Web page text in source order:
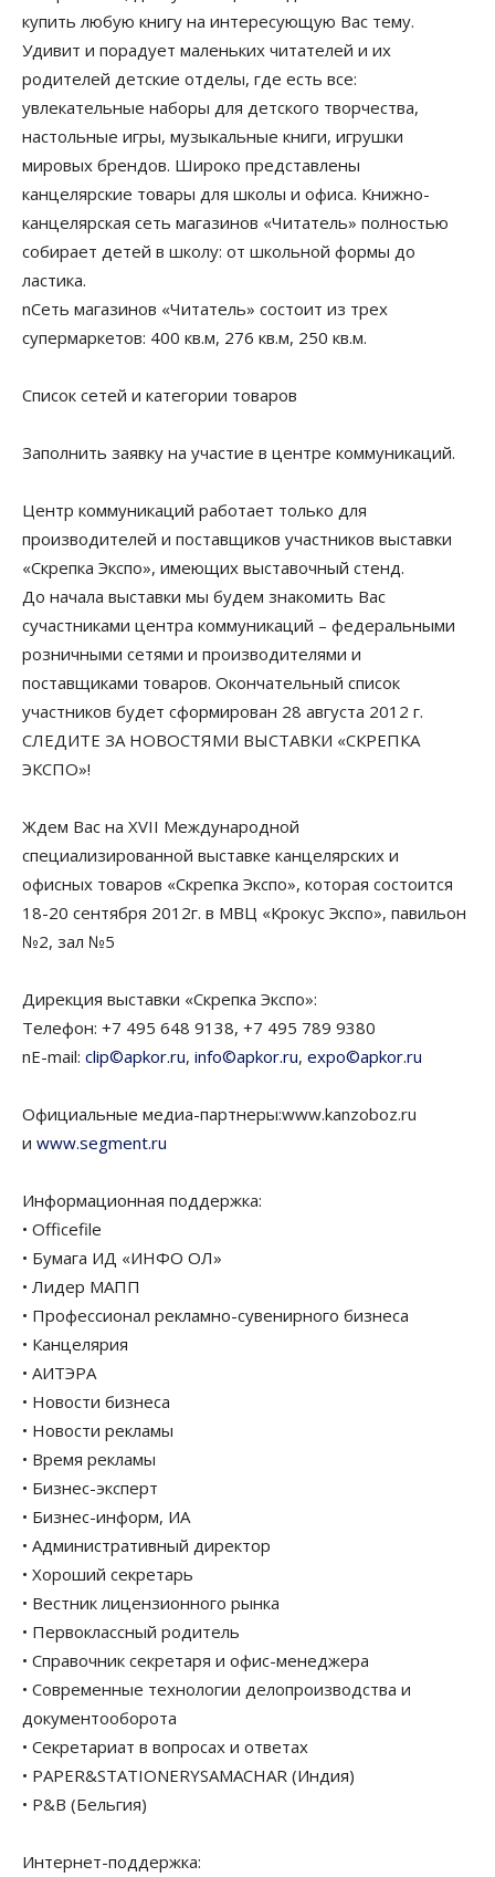
купить любую книгу на интересующую Вас тему.
Удивит и порадует маленьких читателей и их
родителей детские отделы, где есть все:
увлекательные наборы для детского творчества,
настольные игры, музыкальные книги, игрушки
мировых брендов. Широко представлены
канцелярские товары для школы и офиса. Книжно-
канцелярская сеть магазинов «Читатель» полностью
собирает детей в школу: от школьной формы до
ластика.
nСеть магазинов «Читатель» состоит из трех
супермаркетов: 400 кв.м, 276 кв.м, 250 кв.м.
Список сетей и категории товаров
Заполнить заявку на участие в центре коммуникаций.
Центр коммуникаций работает только для
производителей и поставщиков участников выставки
«Скрепка Экспо», имеющих выставочный стенд.
До начала выставки мы будем знакомить Вас
сучастниками центра коммуникаций – федеральными
розничными сетями и производителями и
поставщиками товаров. Окончательный список
участников будет сформирован 28 августа 2012 г.
СЛЕДИТЕ ЗА НОВОСТЯМИ ВЫСТАВКИ «СКРЕПКА
ЭКСПО»!
Ждем Вас на XVII Международной
специализированной выставке канцелярских и
офисных товаров «Скрепка Экспо», которая состоится
18-20 сентября 2012г. в МВЦ «Крокус Экспо», павильон
№2, зал №5
Дирекция выставки «Скрепка Экспо»:
Телефон: +7 495 648 9138, +7 495 789 9380
nE-mail: clip©apkor.ru, info©apkor.ru, expo©apkor.ru
Официальные медиа-партнеры:www.kanzoboz.ru
и www.segment.ru
Информационная поддержка:
• Officefile
• Бумага ИД «ИНФО ОЛ»
• Лидер МАПП
• Профессионал рекламно-сувенирного бизнеса
• Канцелярия
• АИТЭРА
• Новости бизнеса
• Новости рекламы
• Время рекламы
• Бизнес-эксперт
• Бизнес-информ, ИА
• Административный директор
• Хороший секретарь
• Вестник лицензионного рынка
• Первоклассный родитель
• Справочник секретаря и офис-менеджера
• Современные технологии делопроизводства и
документооборота
• Секретариат в вопросах и ответах
• PAPER&STATIONERYSAMACHAR (Индия)
• P&B (Бельгия)
Интернет-поддержка: